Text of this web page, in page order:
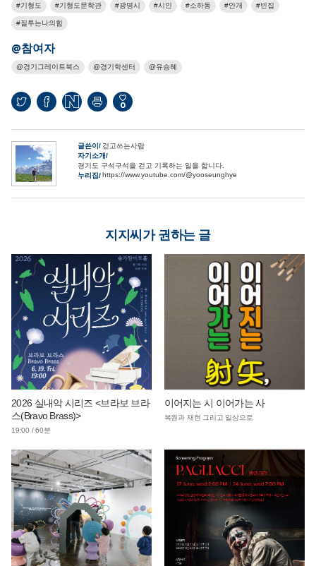
기형도 기형도문학관 광명시 시인 소하동 안개 빈집
질투는나의힘
@참여자
경기그레이트북스 경기학센터 유승혜
0
글쓴이
걷고쓰는사람
자기소개
경기도 구석구석을 걷고 기록하는 일을 합니다.
누리집 https://www.youtube.com/@yooseunghye
지지씨가 권하는 글
2026 실내악 시리즈 <브라보 브라
스(Bravo Brass)>
19:00 / 60분
이어지는 시 이어가는 사
복원과 재현 그리고 일상으로